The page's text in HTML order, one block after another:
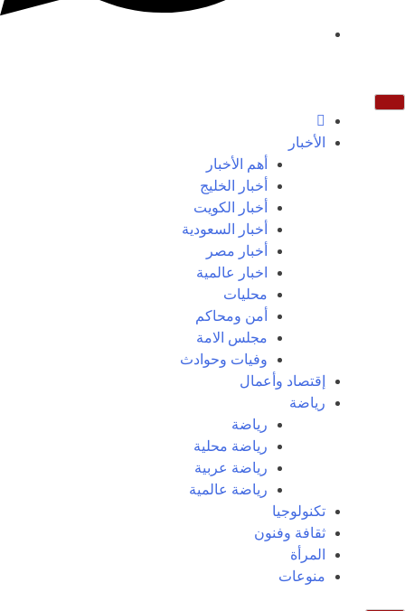
الأخبار
أهم الأخبار
أخبار الخليج
أخبار الكويت
أخبار السعودية
أخبار مصر
اخبار عالمية
محليات
أمن ومحاكم
مجلس الامة
وفيات وحوادث
إقتصاد وأعمال
رياضة
رياضة
رياضة محلية
رياضة عربية
رياضة عالمية
تكنولوجيا
ثقافة وفنون
المرأة
منوعات